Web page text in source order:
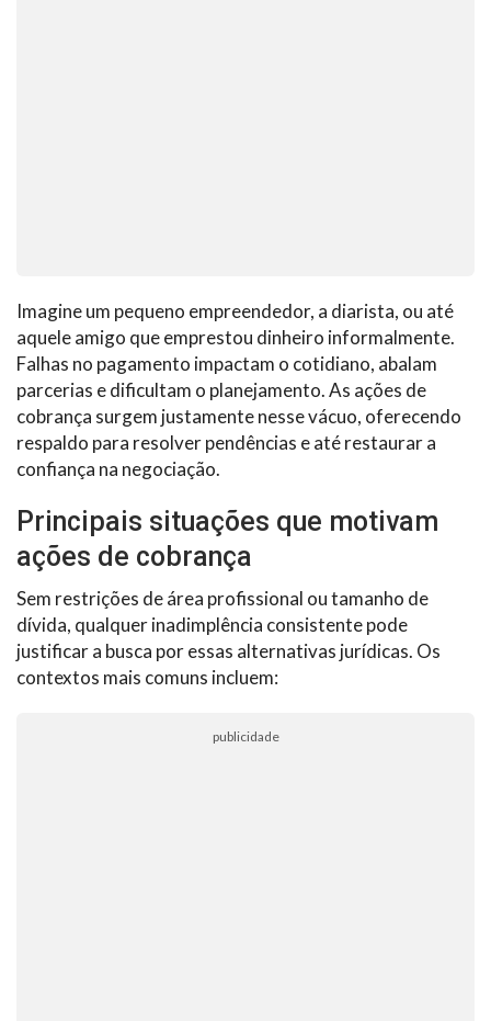
Imagine um pequeno empreendedor, a diarista, ou até
aquele amigo que emprestou dinheiro informalmente.
Falhas no pagamento impactam o cotidiano, abalam
parcerias e dificultam o planejamento. As ações de
cobrança surgem justamente nesse vácuo, oferecendo
respaldo para resolver pendências e até restaurar a
confiança na negociação.
Principais situações que motivam
ações de cobrança
Sem restrições de área profissional ou tamanho de
dívida, qualquer inadimplência consistente pode
justificar a busca por essas alternativas jurídicas. Os
contextos mais comuns incluem:
publicidade